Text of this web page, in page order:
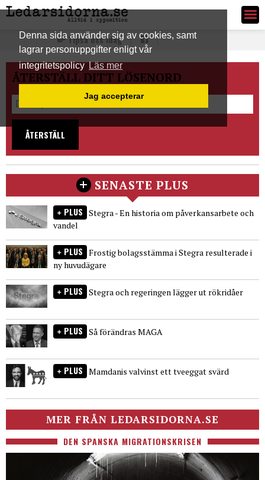
Denna sida använder sig av cookies, samt
lagrar personuppgifter enligt vår
integritetspolicyLäs mer
Jag accepterar
Ledarsidorna.se
Tipsa oss idag
ÅTERSTÄLL DITT LÖSENORD
ÅTERSTÄLL
SENASTE PLUS
PLUS Stegra - En historia om påverkansarbete och
vandel
PLUS Frostig bolagsstämma i Stegra resulterade i
ny huvudägare
PLUS Stegra och regeringen lägger ut rökridåer
PLUS Så förändras MAGA
PLUS Mamdanis valvinst ett tveeggat svärd
MER FRÅN LEDARSIDORNA.SE
DEN SPANSKA MIGRATIONSKRISEN